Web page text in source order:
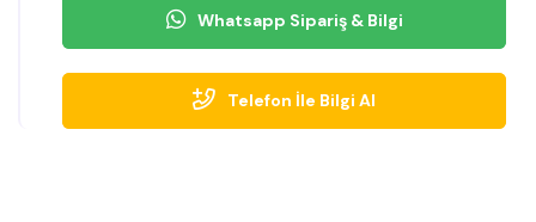
Whatsapp Sipariş & Bilgi
Telefon İle Bilgi Al